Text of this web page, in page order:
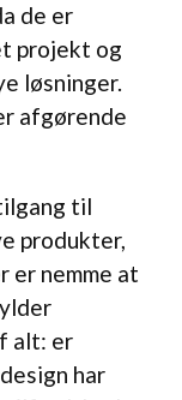
de er
projekt og
løsninger.
afgørende
til
produkter,
er nemme at
alt: er
har